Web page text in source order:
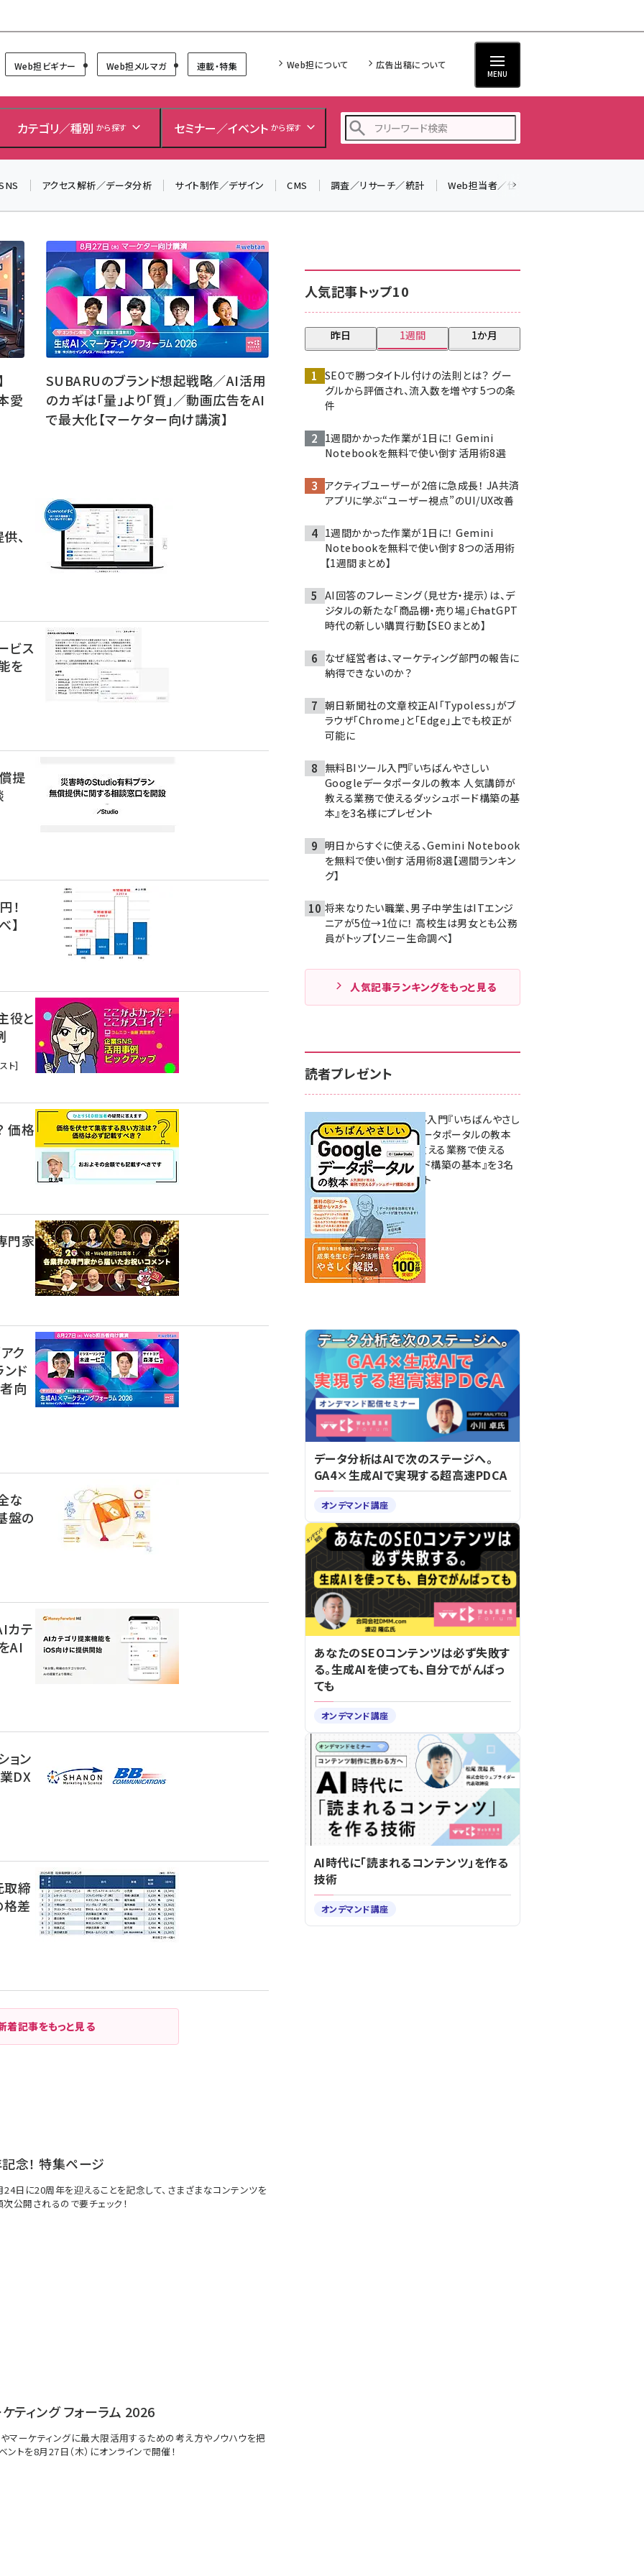
Web担ビギナー Web担メルマガ 連載・特集 Web担について 広告出稿について
MENU
カテゴリ／種別 から探す セミナー／イベント から探す
セミナー (2303)
z世代 (1622)
llmo (1161)
アクセス解析／データ分析 サイト制作／デザイン CMS 調査／リサーチ／統計 Web担当者／仕事
愛
SUBARUのブランド想起戦略／AI活用
のカギは「量」より「質」／動画広告をAI
で最大化【マーケター向け講演】
、
ビス
を
提
！
】
役と
ト]
価格
門家
ク
ド
向
な
盤の
カテ
AI
ョン
DX
取締
格差
着記事をもっと見る
念！ 特集ページ
日に20周年を迎えることを記念して、さまざまなコンテンツを
公開されるので要チェック！
ティング フォーラム 2026
マーケティングに最大限活用するための考え方やノウハウを把
ントを8月27日（木）にオンラインで開催！
人気記事トップ10
昨日 1週間 1か月
SEOで勝つタイトル付けの法則とは？ グー
グルから評価され、流入数を増やす5つの条
件
1週間かかった作業が1日に！ Gemini
Notebookを無料で使い倒す活用術8選
アクティブユーザーが2倍に急成長！ JA共済
アプリに学ぶ“ユーザー視点”のUI/UX改善
1週間かかった作業が1日に！ Gemini
Notebookを無料で使い倒す8つの活用術
【1週間まとめ】
AI回答のフレーミング（見せ方・提示）は、デ
ジタルの新たな「商品棚・売り場」――ChatGPT
時代の新しい購買行動【SEOまとめ】
なぜ経営者は、マーケティング部門の報告に
納得できないのか？
朝日新聞社の文章校正AI「Typoless」がブ
ラウザ「Chrome」と「Edge」上でも校正が
可能に
無料BIツール入門『いちばんやさしい
Googleデータポータルの教本 人気講師が
教える業務で使えるダッシュボード構築の基
本』を3名様にプレゼント
明日からすぐに使える、Gemini Notebook
を無料で使い倒す活用術8選【週間ランキン
グ】
将来なりたい職業、男子中学生はITエンジ
ニアが5位→1位に！ 高校生は男女とも公務
員がトップ【ソニー生命調べ】
人気記事ランキングをもっと見る
読者プレゼント
無料BIツール入門『いちばんやさし
いGoogleデータポータルの教本
人気講師が教える業務で使える
ダッシュボード構築の基本』を3名
様にプレゼント
7月31日 10:00
データ分析はAIで次のステージへ。
GA4×生成AIで実現する超高速PDCA
オンデマンド講座
あなたのSEOコンテンツは必ず失敗す
る。生成AIを使っても、自分でがんばっ
ても
オンデマンド講座
AI時代に「読まれるコンテンツ」を作る
技術
オンデマンド講座